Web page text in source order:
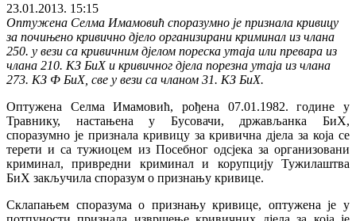
23.01.2013. 15:15
Оптужена Селма Имамовић споразумно је признала кривицу
за почињено кривично дјело организирани криминал из члана
250. у вези са кривичним дјелом пореска утаја или превара из
члана 210. КЗ БиХ и кривичног дјела порезна утаја из члана
273. КЗ Ф БиХ, све у вези са чланом 31. КЗ БиХ.
Оптужена Селма Имамовић, рођена 07.01.1982. године у
Травнику, настањена у Бусовачи, држављанка БиХ,
споразумно је признала кривицу за кривична дјела за која се
терети и са тужиоцем из Посебног одсјека за организовани
криминал, привредни криминал и корупцију Тужилаштва
БиХ закључила споразум о признању кривице.
Склапањем споразума о признању кривице, оптужена је у